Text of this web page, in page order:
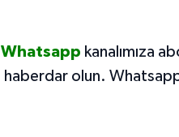
Whatsapp kanalımıza
haberdar olun.